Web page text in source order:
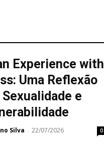
Experience with
Uma Reflexão
e
Silva - 22/07/2026 0